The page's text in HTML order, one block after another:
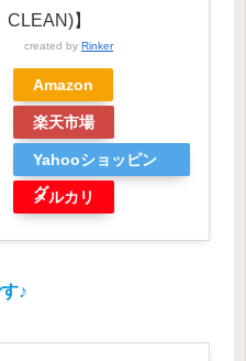
CLEAN)】
created by Rinker
Amazon
楽天市場
Yahooショッピン
グ
メルカリ
♪